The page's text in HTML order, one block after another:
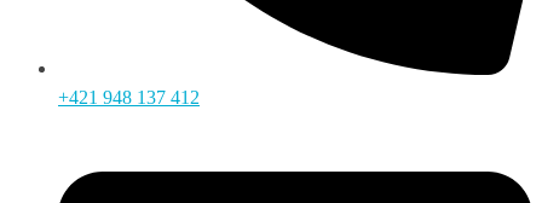
+421 948 137 412